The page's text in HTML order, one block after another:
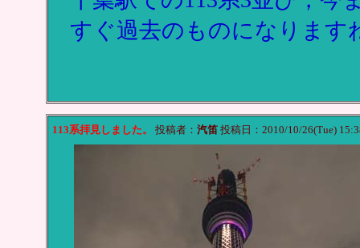
すぐ過去のものになります
113系拝見しました。 投稿者： 汽笛投稿日：2010/10/26(Tue)